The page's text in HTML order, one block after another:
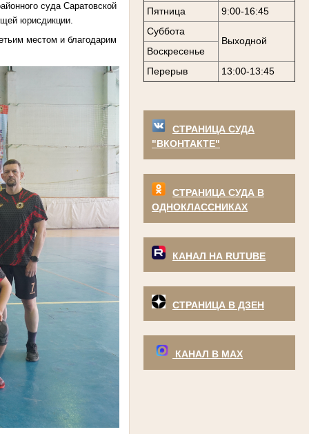
Пятница
9:00-16:45
Суббота
Выходной
Воскресенье
Перерыв
13:00-13:45
СТРАНИЦА СУДА
"ВКОНТАКТЕ"
СТРАНИЦА СУДА В
ОДНОКЛАССНИКАХ
КАНАЛ НА RUTUBE
СТРАНИЦА В ДЗЕН
КАНАЛ В МАХ
суда Саратовской
юрисдикции.
местом и благодарим